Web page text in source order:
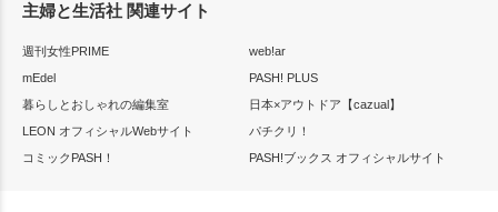
主婦と生活社 関連サイト
週刊女性PRIME
web!ar
mEdel
PASH! PLUS
暮らしとおしゃれの編集室
日本×アウトドア【cazual】
LEON オフィシャルWebサイト
パチクリ！
コミックPASH！
PASH!ブックス オフィシャルサイト